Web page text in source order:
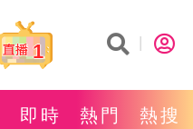
1
即時 熱門 熱搜